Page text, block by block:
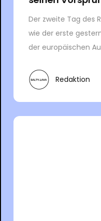
Der zweite Tag des
wie der erste
der europäischen
Redaktion